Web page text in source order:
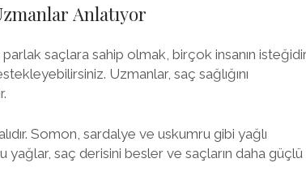
Anlatıyor
saçlara sahip olmak, birçok insanın
Uzmanlar, saç sağlığını
Somon, sardalye ve uskumru gibi yağlı
yağlar, saç derisini besler ve saçların daha güçlü